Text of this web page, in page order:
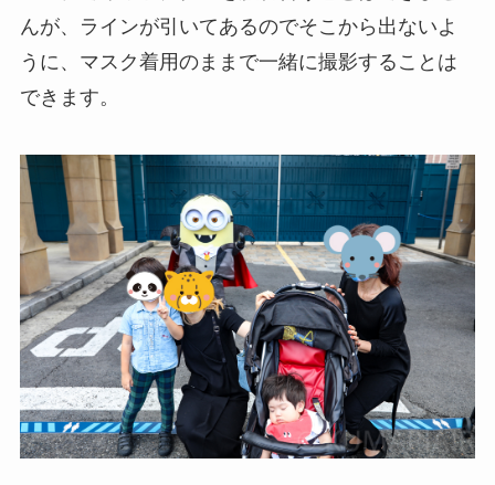
んが、ラインが引いてあるのでそこから出ないよ
うに、マスク着用のままで一緒に撮影することは
できます。